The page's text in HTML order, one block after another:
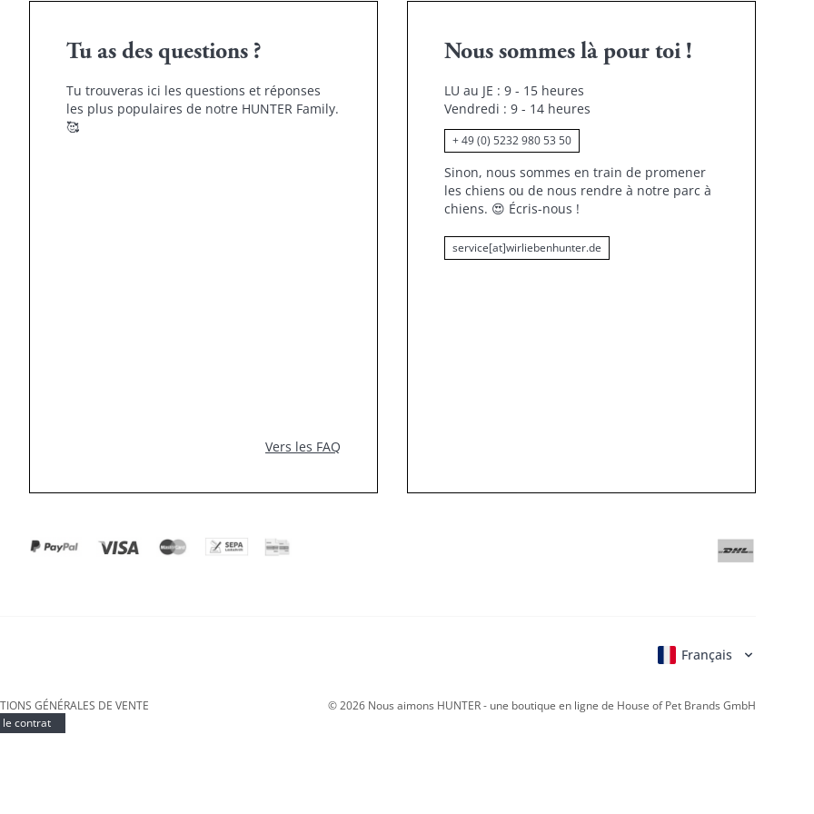
Tu as des questions ?
Tu trouveras ici les questions et réponses
les plus populaires de notre HUNTER Family.
🥰
Vers les FAQ
Nous sommes là pour toi !
LU au JE : 9 - 15 heures
Vendredi : 9 - 14 heures
+ 49 (0) 5232 980 53 50
Sinon, nous sommes en train de promener
les chiens ou de nous rendre à notre parc à
chiens. 😍 Écris-nous !
service[at]wirliebenhunter.de
Français
GÉNÉRALES DE VENTE
le contrat
©2026 Nous aimons HUNTER - une boutique en ligne de House of Pet Brands GmbH